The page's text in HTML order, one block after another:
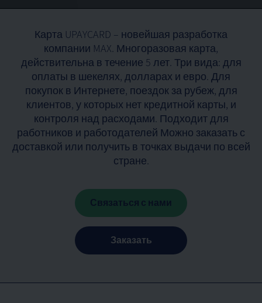
Карта UPAYCARD – новейшая разработка
компании MAX. Многоразовая карта,
действительна в течение 5 лет. Три вида: для
оплаты в шекелях, долларах и евро. Для
покупок в Интернете, поездок за рубеж, для
клиентов, у которых нет кредитной карты, и
контроля над расходами. Подходит для
работников и работодателей Можно заказать с
доставкой или получить в точках выдачи по всей
стране.
Связаться с нами
Заказать